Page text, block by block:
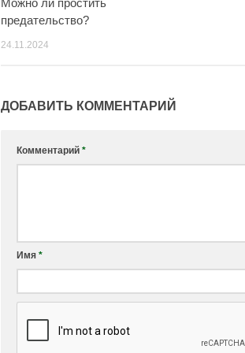
предательство?
24.11.2024
ДОБАВИТЬ КОММЕНТАРИЙ
Комментарий *
Имя *